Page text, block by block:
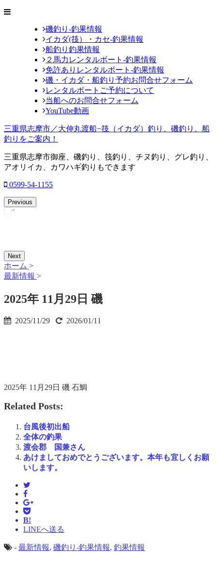
磯釣り-釣果情報
イカダ(筏）・カセ-釣果情報
船釣り釣果情報
２馬力レンタルボート-釣果情報
免許ありレンタルボート-釣果情報
磯・イカダ・船釣り予約お問合せフォーム
レンタルボートご予約について
当船へのお問合せフォーム
YouTube動画
三重県志摩市／大伸丸渡船−筏（イカダ）釣り、磯釣り、船
釣りをご案内！
三重県志摩市御座、磯釣り、筏釣り、チヌ釣り、グレ釣り、
アオリイカ、カワハギ釣りもできます
0599-54-1155
Previous
Next
ホーム >
最新情報 >
2025年 11月29日 磯
2025/11/29 2026/01/11
2025年 11月29日 磯 石鯛
Related Posts:
台風後初出船
全体の釣果
渡会郡 国兼さん
あけましておめでとうございます。本年も宜しくお願
いします。
B!
LINEへ送る
- 最新情報, 磯釣り-釣果情報, 釣果情報